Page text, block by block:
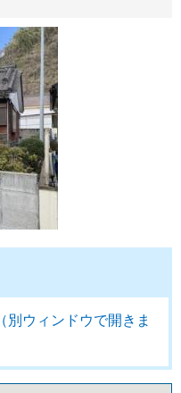
別ウィンドウで開きま